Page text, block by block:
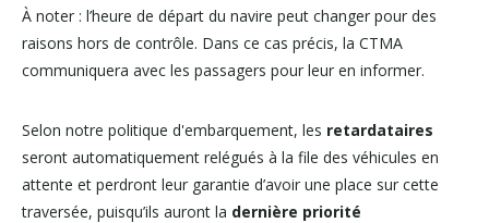
À noter : l’heure de départ du navire peut changer pour des
raisons hors de contrôle. Dans ce cas précis, la CTMA
communiquera avec les passagers pour leur en informer.
Selon notre politique d'embarquement, les retardataires
seront automatiquement relégués à la file des véhicules en
attente et perdront leur garantie d’avoir une place sur cette
traversée, puisqu’ils auront la dernière priorité